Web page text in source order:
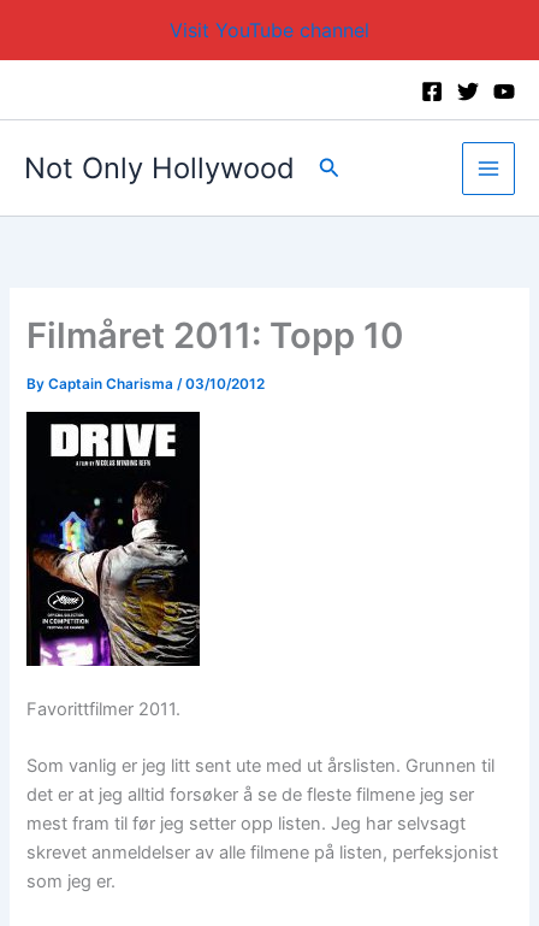
Visit YouTube channel
Not Only Hollywood Search
Filmåret 2011: Topp 10
ByCaptain Charisma /03/10/2012
Favorittfilmer 2011.
Som vanlig er jeg litt sent ute med ut årslisten. Grunnen til
det er at jeg alltid forsøker å se de fleste filmene jeg ser
mest fram til før jeg setter opp listen. Jeg har selvsagt
skrevet anmeldelser av alle filmene på listen, perfeksjonist
som jeg er.